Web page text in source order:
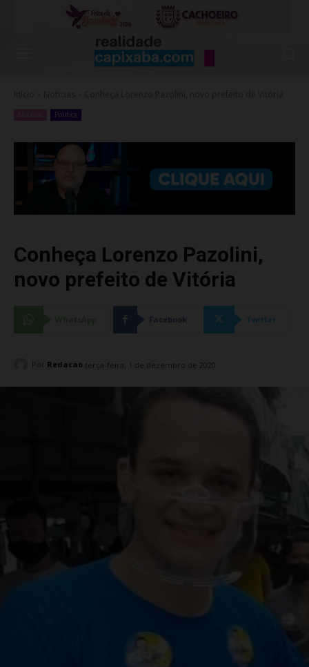
Política
Conheça Lorenzo Pazolini,
novo prefeito de Vitória
Facebook Twitter
Por Redacao terça-feira, 1 de dezembro de 2020